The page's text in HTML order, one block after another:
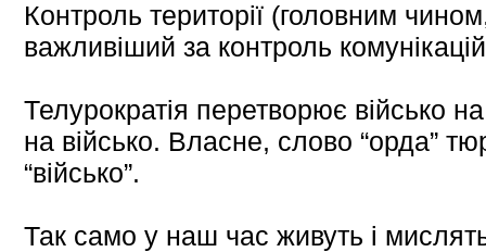
Контроль території (головним
важливіший за контроль
Телурократія перетворює військо
на військо. Власне, слово “орда”
“військо”.
Так само у наш час живуть і